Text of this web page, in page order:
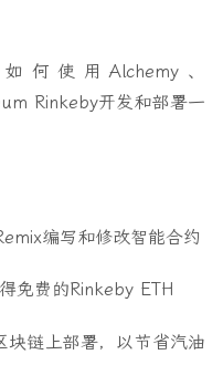
何使用Alchemy、
Rinkeby开发和部署一
编写和修改智能合约
免费的Rinkeby ETH
链上部署，以节省汽油